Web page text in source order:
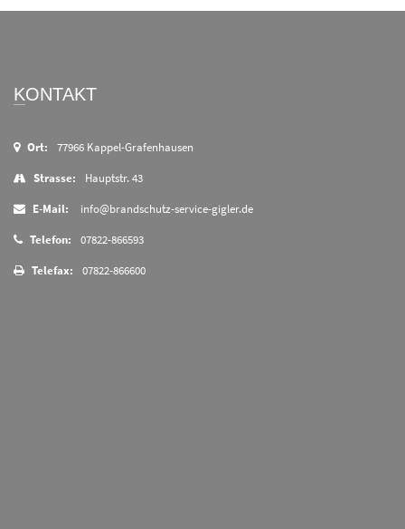
KONTAKT
Ort:
77966 Kappel-Grafenhausen
Strasse:
Hauptstr. 43
E-Mail:
info@brandschutz-service-gigler.de
Telefon:
07822-866593
Telefax:
07822-866600